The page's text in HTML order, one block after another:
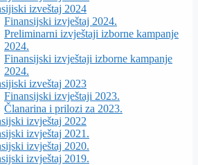
izveštaj 2024
Finansijski izvještaj 2024.
Preliminarni izvještaji izborne kampanje
2024.
Finansijski izvještaji izborne kampanje
2024.
izveštaj 2023
Finansijski izvještaji 2023.
Članarina i prilozi za 2023.
izvještaj 2022
izvještaj 2021.
izvještaj 2020.
izvještaj 2019.